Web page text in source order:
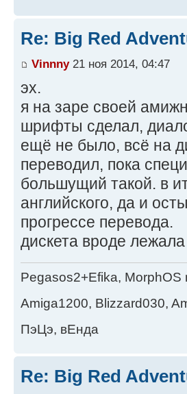
Re: Big Red
Vinnny21 ноя 2014, 04:47
эх.
я на заре своей
шрифты сделал,
ещё не было, всё на
переводил, пока
большущий такой. в
английского, да и
прогрессе перевода.
дискета вроде лежала
Pegasos2+Efika, MorphOS
Amiga1200, Blizzard030,
ПэЦэ, вЕнда
Re: Big Red